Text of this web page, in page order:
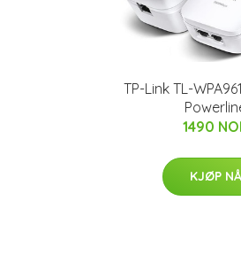
TP-Link TL-
1490
KJØP NÅ